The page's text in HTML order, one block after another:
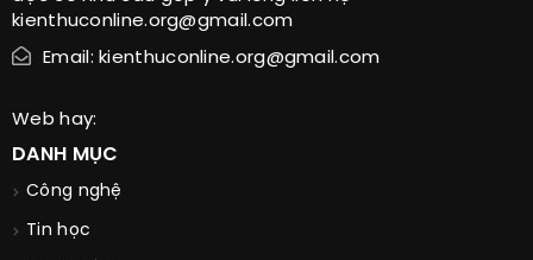
kienthuconline.org@gmail.com
Email: kienthuconline.org@gmail.com
Web hay:
DANH MỤC
Công nghệ
Tin học